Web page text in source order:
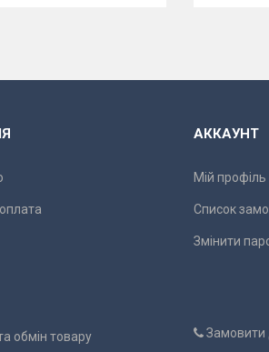
обмін товару
АККАУНТ
Мій профіль
Список
Змінити
Замовити